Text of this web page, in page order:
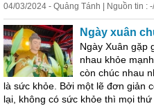
04/03/2024 - Quảng Tánh | Nguồn tin :
Ngày xuân
Ngày Xuân gặp
nhau khỏe
còn chúc nhau
là sức khỏe. Bởi một lẽ đơn giản
lại, không có sức khỏe thì mọi